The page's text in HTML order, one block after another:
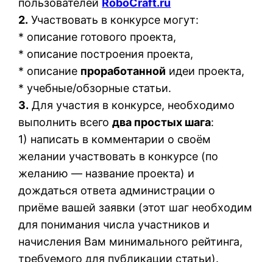
пользователей RoboCraft.ru
2. Участвовать в конкурсе могут:
* описание готового проекта,
* описание построения проекта,
* описание проработанной идеи проекта,
* учебные/обзорные статьи.
3. Для участия в конкурсе, необходимо
выполнить всегодва простых шага:
1) написать в комментарии о своём
желании участвовать в конкурсе (по
желанию — название проекта) и
дождаться ответа администрации о
приёме вашей заявки (этот шаг необходим
для понимания числа участников и
начисления Вам минимального рейтинга,
требуемого для публикации статьи).